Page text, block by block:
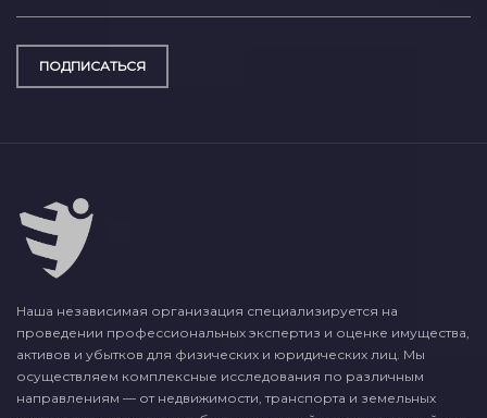
ПОДПИСАТЬСЯ
Наша независимая организация специализируется на
проведении профессиональных экспертиз и оценке имущества,
активов и убытков для физических и юридических лиц. Мы
осуществляем комплексные исследования по различным
направлениям — от недвижимости, транспорта и земельных